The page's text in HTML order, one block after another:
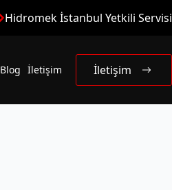
Hidromek İstanbul Yetkili Servisi
Blog İletişim İletişim